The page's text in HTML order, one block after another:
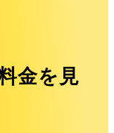
金を見